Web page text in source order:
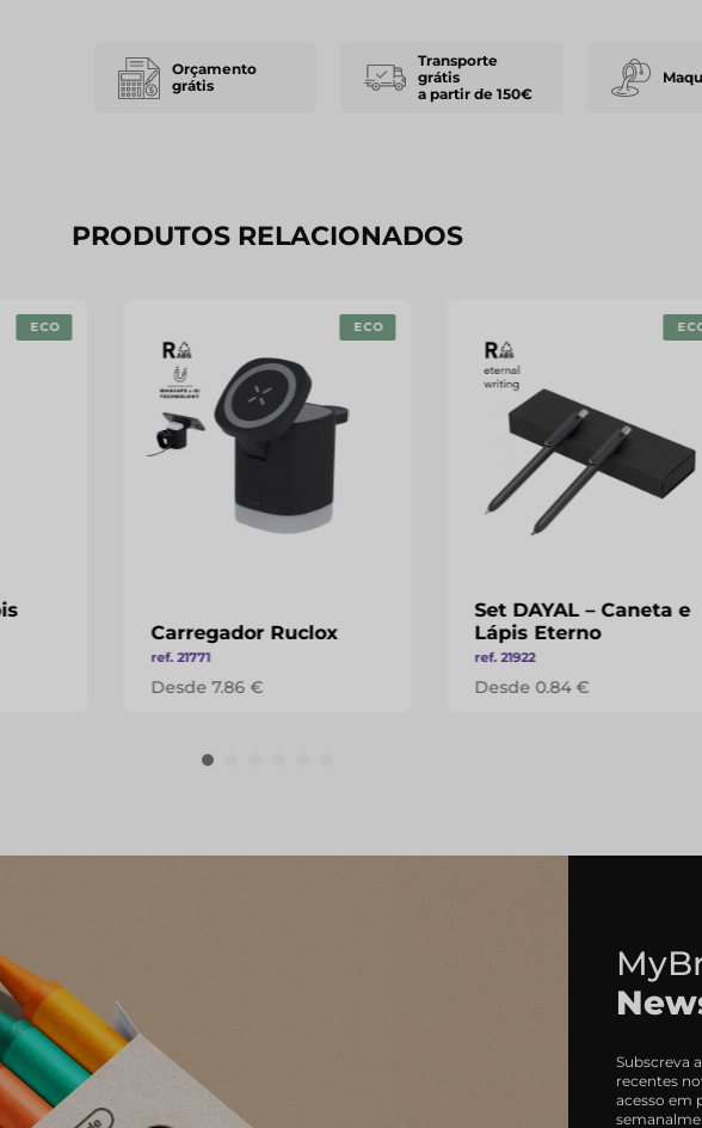
Orçamento
grátis
Transporte
grátis
a partir de 150€
PRODUTOS RELACIONADOS
ECO ECO
Carregador Ruclox
ref. 21771
Desde 7.86 €
Set DAYAL – Caneta e
Lápis Eterno
ref. 21922
Desde 0.84 €
Subscreva
recentes
acesso em